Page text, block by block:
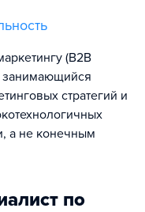
(B2B
занимающийся
стратегий и
а не конечным
по